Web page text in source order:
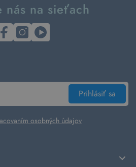
nás na sieťach
Prihlásiť sa
osobných údajov